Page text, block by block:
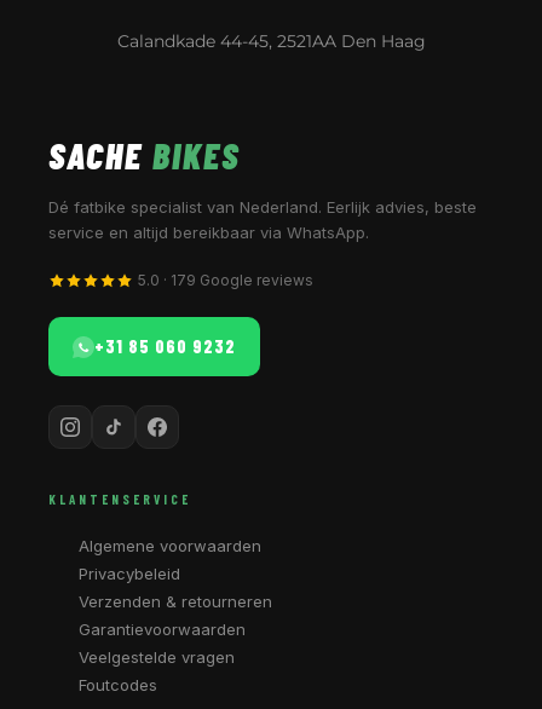
Calandkade 44-45, 2521AA Den Haag
SACHE BIKES
Dé fatbike specialist van Nederland. Eerlijk advies, beste
service en altijd bereikbaar via WhatsApp.
5.0 · 179 Google reviews
+31 85 060 9232
KLANTENSERVICE
Algemene voorwaarden
Privacybeleid
Verzenden & retourneren
Garantievoorwaarden
Veelgestelde vragen
Foutcodes